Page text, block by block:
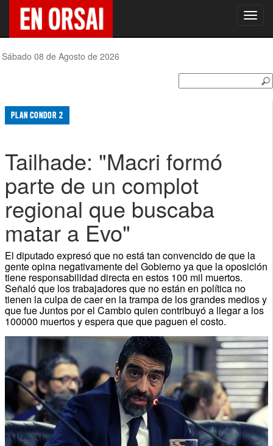
Sábado 08 de Agosto de 2026
PLAN CONDOR 2
Tailhade: "Macri formó
parte de un complot
regional que buscaba
matar a Evo"
El diputado expresó que no está tan convencido de que la
gente opina negativamente del Gobierno ya que la oposición
tiene responsabilidad directa en estos 100 mil muertos.
Señaló que los trabajadores que no están en política no
tienen la culpa de caer en la trampa de los grandes medios y
que fue Juntos por el Cambio quien contribuyó a llegar a los
100000 muertos y espera que que paguen el costo.